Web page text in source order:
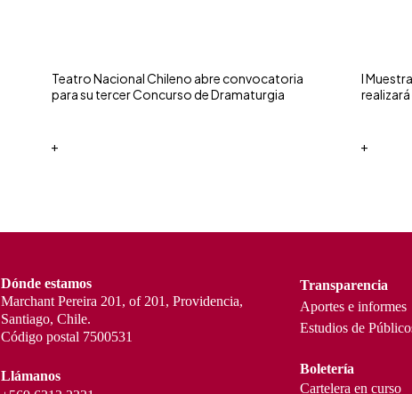
Teatro Nacional Chileno abre convocatoria
para su tercer Concurso de Dramaturgia
+
I
+
Dónde estamos
Marchant Pereira 201, of 201, Providencia,
Santiago, Chile.
Código postal 7500531
Llámanos
Transparencia
Aportes e informes
Estudios de
Boletería
Cartelera en curso